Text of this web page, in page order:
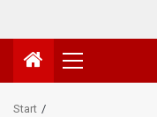
Primäres
Menü
Start